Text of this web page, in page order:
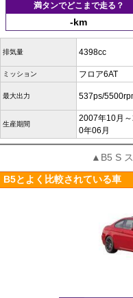
満タンでどこまで走る？
-km
排気量 4398cc
ミッション フロア6AT
最大出力 537ps/
生産期間
2007年10月
0年06月
▲B5 S
B5とよく比較されている車